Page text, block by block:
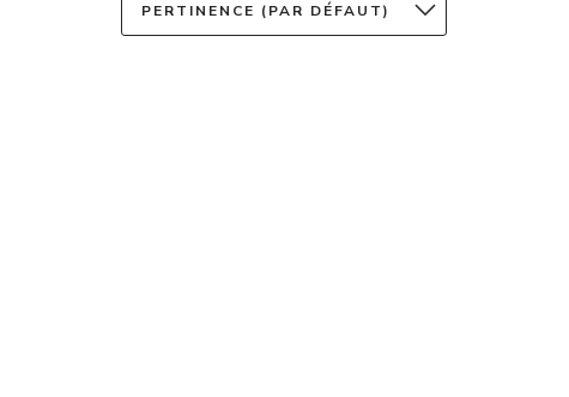
PERTINENCE (PAR DÉFAUT)